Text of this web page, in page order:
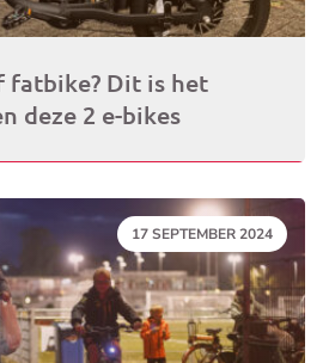
fatbike? Dit is het
deze 2 e-bikes
DATUM:
17 SEPTEMBER 2024